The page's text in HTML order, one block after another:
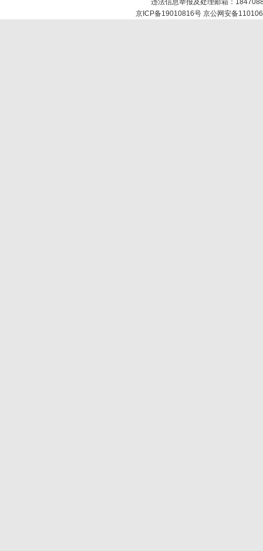
违法信息举报及处理邮箱：
京ICP备19010816号 京公网安备